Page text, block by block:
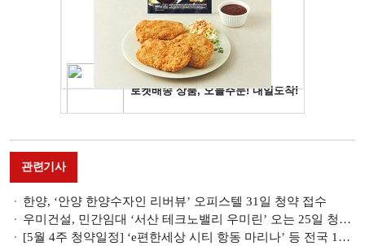
관련기사
한양, ‘안양 한양수자인 리버뷰’ 오피스텔 31일 청약 접수
우미건설, 민간임대 ‘서산 테크노밸리 우미린’ 오는 25일 청약 접수
[5월 4주 청약일정] ‘e편한세상 시티 항동 마리나’ 등 전국 12곳 3318가구 청약 접수